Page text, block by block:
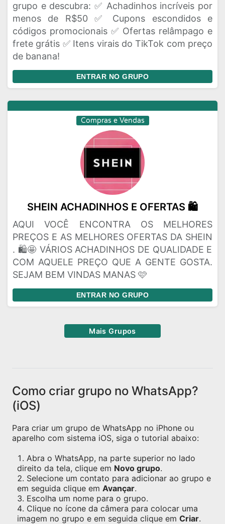
grupo e descubra: ✅ Achadinhos incríveis por
menos de R$50 ✅ Cupons escondidos e
códigos promocionais ✅ Ofertas relâmpago e
frete grátis ✅ Itens virais do TikTok com preço
de banana!
ENTRAR NO GRUPO
Compras e Vendas
SHEIN ACHADINHOS E OFERTAS 🛍️
AQUI VOCÊ ENCONTRA OS MELHORES
PREÇOS E AS MELHORES OFERTAS DA SHEIN
. 🛍️🤩 VÁRIOS ACHADINHOS DE QUALIDADE E
COM AQUELE PREÇO QUE A GENTE GOSTA.
SEJAM BEM VINDAS MANAS 🩷
ENTRAR NO GRUPO
Mais Grupos
Como criar grupo no WhatsApp?
(iOS)
Para criar um grupo de WhatsApp no iPhone ou
aparelho com sistema iOS, siga o tutorial abaixo:
Abra o WhatsApp, na parte superior no lado
direito da tela, clique em Novo grupo.
Selecione um contato para adicionar ao grupo e
em seguida clique em Avançar.
Escolha um nome para o grupo.
Clique no ícone da câmera para colocar uma
imagem no grupo e em seguida clique em Criar.